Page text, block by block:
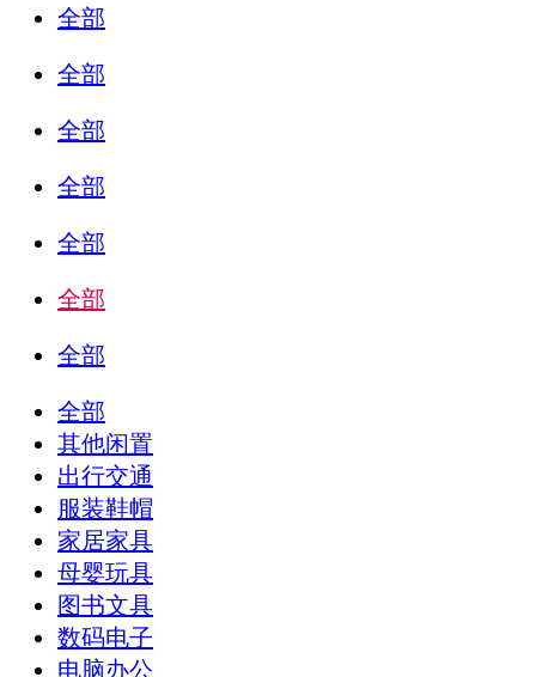
全部
全部
全部
全部
全部
全部
全部
全部
其他闲置
出行交通
服装鞋帽
家居家具
母婴玩具
图书文具
数码电子
电脑办公